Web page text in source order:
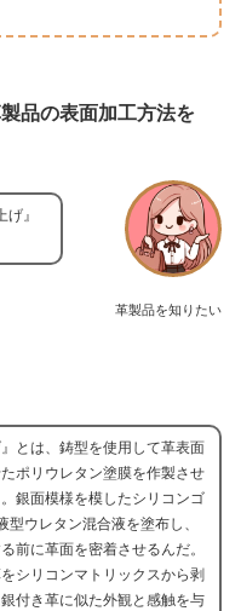
品の表面加工方法を
革製品を知りたい
』
とは、鋳型を使用して革表面
ポリウレタン塗膜を作製させ
銀面模様を模したシリコンゴ
型ウレタン混合液を塗布し、
前に革面を密着させるんだ。
シリコンマトリックスから剥
付き革に似た外観と感触を与